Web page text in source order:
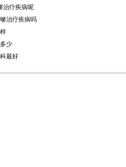
治疗疾病呢
治疗疾病吗
少
最好